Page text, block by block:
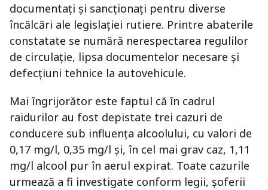
documentați și sancționați pentru diverse
încălcări ale legislației rutiere. Printre abaterile
constatate se numără nerespectarea regulilor
de circulație, lipsa documentelor necesare și
defecțiuni tehnice la autovehicule.
Mai îngrijorător este faptul că în cadrul
raidurilor au fost depistate trei cazuri de
conducere sub influența alcoolului, cu valori de
0,17 mg/l, 0,35 mg/l și, în cel mai grav caz, 1,11
mg/l alcool pur în aerul expirat. Toate cazurile
urmează a fi investigate conform legii, șoferii